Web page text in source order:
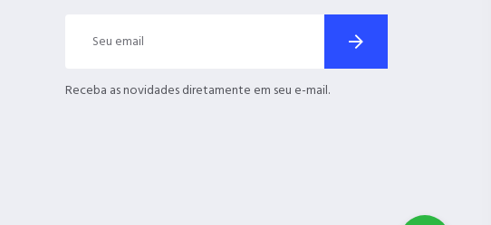
Receba as novidades diretamente em seu e-mail.